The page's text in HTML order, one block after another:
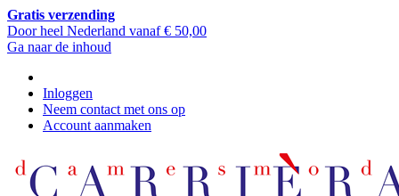
Gratis verzending
Door heel Nederland vanaf € 50,00
Ga naar de inhoud
Inloggen
Neem contact met ons op
Account aanmaken